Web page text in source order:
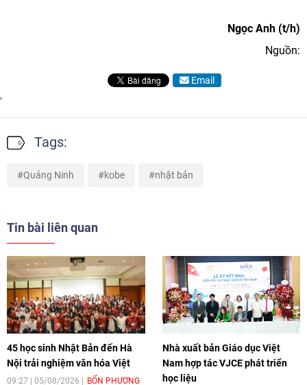
Ngọc Anh (t/h)
Nguồn:
Email
Tags:
Quảng Ninh kobe nhật bản
Tin bài liên quan
45 học sinh Nhật Bản đến Hà
Nội trải nghiệm văn hóa Việt
09:27 | 05/08/2026 BỐN PHƯƠNG
Nhà xuất bản Giáo dục Việt
Nam hợp tác VJCE phát triển
học liệu